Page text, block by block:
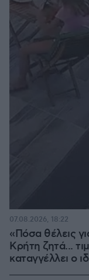
«Πόσα θέλεις
Κρήτη ζητά...
καταγγέλλει ο
07.08.2026, 18:22